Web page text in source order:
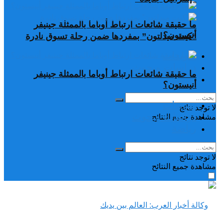
ما حقيقة شائعات ارتباط أوباما بالممثلة جينيفر
أنيستون؟
تغريدات
دراسات وبحوث
رياضة
لا توجد نتائج
مشاهدة جميع النتائح
“كيت ميدلتون” بمفردها ضمن رحلة تسوق نادرة
ما حقيقة شائعات ارتباط أوباما بالممثلة جينيفر
أنيستون؟
تغريدات
دراسات وبحوث
لا توجد نتائج
مشاهدة جميع النتائح